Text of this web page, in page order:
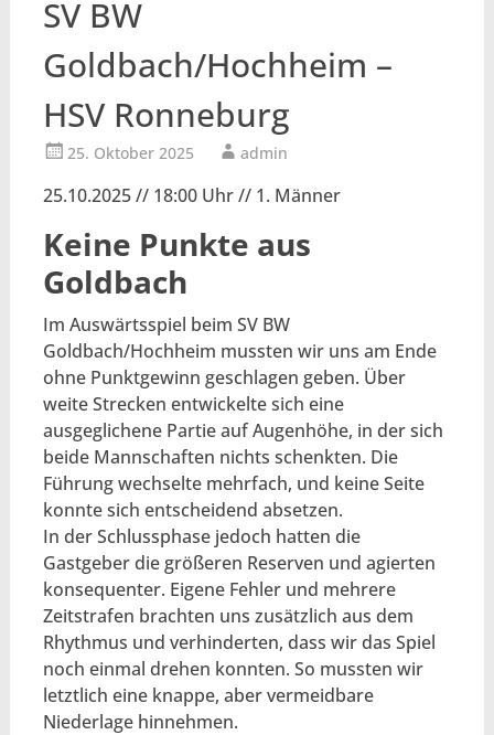
SV BW
Goldbach/Hochheim –
HSV Ronneburg
25. Oktober 2025 admin
25.10.2025 // 18:00 Uhr // 1. Männer
Keine Punkte aus
Goldbach
Im Auswärtsspiel beim SV BW
Goldbach/Hochheim mussten wir uns am Ende
ohne Punktgewinn geschlagen geben. Über
weite Strecken entwickelte sich eine
ausgeglichene Partie auf Augenhöhe, in der sich
beide Mannschaften nichts schenkten. Die
Führung wechselte mehrfach, und keine Seite
konnte sich entscheidend absetzen.
In der Schlussphase jedoch hatten die
Gastgeber die größeren Reserven und agierten
konsequenter. Eigene Fehler und mehrere
Zeitstrafen brachten uns zusätzlich aus dem
Rhythmus und verhinderten, dass wir das Spiel
noch einmal drehen konnten. So mussten wir
letztlich eine knappe, aber vermeidbare
Niederlage hinnehmen.